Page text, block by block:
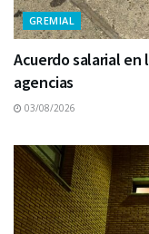
GREMIAL
Acuerdo salarial
agencias
03/08/2026